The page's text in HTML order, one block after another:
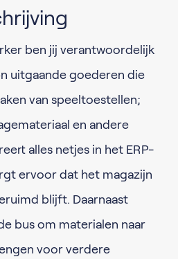
ben jij verantwoordelijk
uitgaande goederen die
van speeltoestellen;
en andere
alles netjes in het ERP-
ervoor dat het magazijn
blijft. Daarnaast
bus om materialen naar
voor verdere